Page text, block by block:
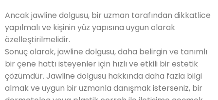
Ancak jawline dolgusu, bir uzman tarafından dikkatlice
yapılmalı ve kişinin yüz yapısına uygun olarak
özelleştirilmelidir.
Sonuç olarak, jawline dolgusu, daha belirgin ve tanımlı
bir çene hattı isteyenler için hızlı ve etkili bir estetik
çözümdür. Jawline dolgusu hakkında daha fazla bilgi
almak ve uygun bir uzmanla danışmak isterseniz, bir